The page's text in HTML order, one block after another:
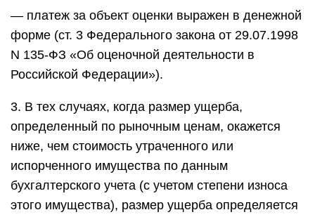
— платеж за объект оценки выражен в денежной
форме (ст. 3 Федерального закона от 29.07.1998
N 135-ФЗ «Об оценочной деятельности в
Российской Федерации»).
3. В тех случаях, когда размер ущерба,
определенный по рыночным ценам, окажется
ниже, чем стоимость утраченного или
испорченного имущества по данным
бухгалтерского учета (с учетом степени износа
этого имущества), размер ущерба определяется